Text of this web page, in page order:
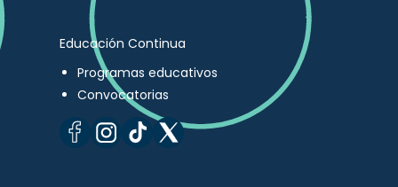
Educación Continua
Programas educativos
Convocatorias